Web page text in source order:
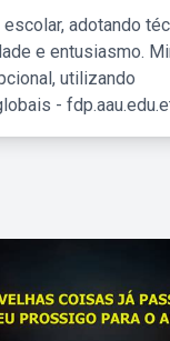
adotando
e entusiasmo.
utilizando
-